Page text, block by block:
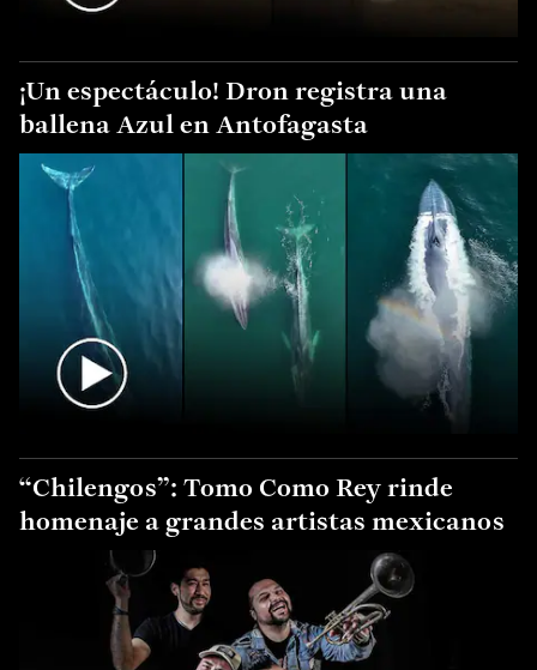
¡Un espectáculo! Dron registra una
ballena Azul en Antofagasta
“Chilengos”: Tomo Como Rey rinde
homenaje a grandes artistas mexicanos